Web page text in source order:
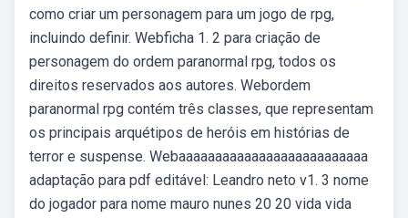
como criar um personagem para um jogo de rpg,
incluindo definir. Webficha 1. 2 para criação de
personagem do ordem paranormal rpg, todos os
direitos reservados aos autores. Webordem
paranormal rpg contém três classes, que representam
os principais arquétipos de heróis em histórias de
terror e suspense. Webaaaaaaaaaaaaaaaaaaaaaaaaaa
adaptação para pdf editável: Leandro neto v1. 3 nome
do jogador para nome mauro nunes 20 20 vida vida